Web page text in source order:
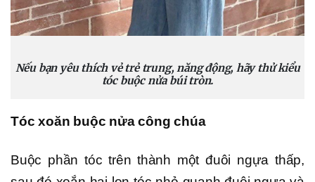
Nếu bạn yêu thích vẻ trẻ trung, năng động, hãy thử kiểu
tóc buộc nửa búi tròn.
Tóc xoăn buộc nửa công chúa
Buộc phần tóc trên thành một đuôi ngựa thấp,